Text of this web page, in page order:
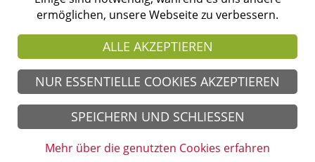
Moodle
Personen
Alumninetzwerk
Stellenausschreibungen
Campus Management
IT Services
SOCIAL MEDIA
ermöglichen, unsere Webseite zu verbessern.
ALLE AKZEPTIEREN
NUR ESSENTIELLE COOKIES AKZEPTIEREN
SPEICHERN UND SCHLIESSEN
Mehr über die genutzten Cookies erfahren